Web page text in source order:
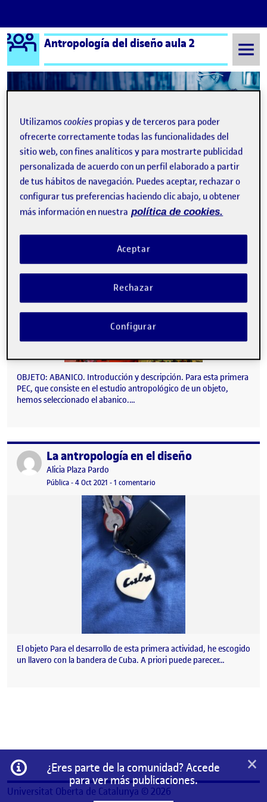
Saltar al contenido
Logo Ágora
Antropología del diseño aula 2
Semestre 20211 - Aula 2 4 Octubre, 2021
4 Octubre, 2021
Publicado por PEC 1. La antropología en el diseño. «El abanico».
Publicado por
Marina Garbagnati Espinal
Visibilidad:
Pública -Fecha de publicación
4 Oct 2021-6 comentariosen PEC 1. La antropología en el
OBJETO: ABANICO. Introducción y descripción. Para esta primera
PEC, que consiste en el estudio antropológico de un objeto,
hemos seleccionado el abanico.…
Publicado porLa antropología en el diseño
Publicado por
Alicia Plaza Pardo
Visibilidad:
Pública-Fecha de publicación
4 Oct 2021 -1 comentario
El objeto Para el desarrollo de esta primera actividad, he escogido
un llavero con la bandera de Cuba. A priori puede parecer…
Información
¿Eres parte de la comunidad? Accede
para ver más publicaciones.
×
Universitat Oberta de Catalunya © 2026
Utilizamoscookies propias y de terceros para poder
ofrecerte correctamente todas las funcionalidades del
sitio web, con fines analíticos y para mostrarte publicidad
personalizada de acuerdo con un perfil elaborado a partir
de tus hábitos de navegación. Puedes aceptar, rechazar o
configurar tus preferencias haciendo clic abajo, u obtener
más información en nuestra política de cookies.
Rechazar
Aceptar
Configurar